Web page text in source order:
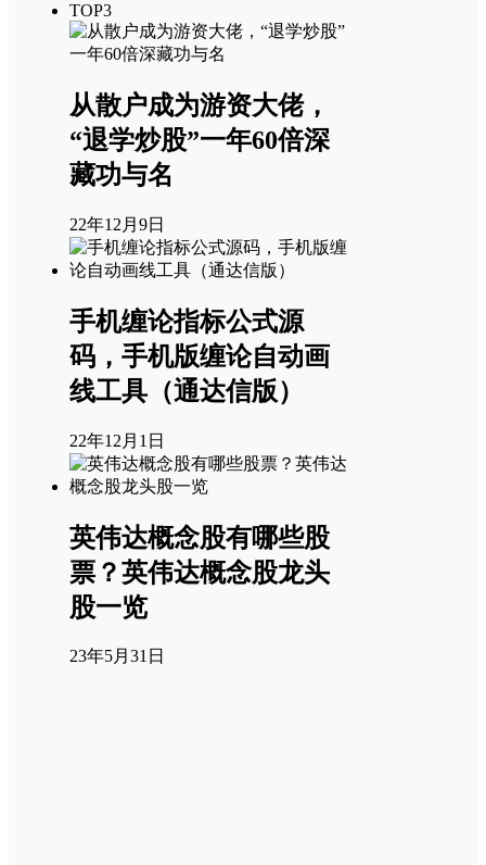
TOP3
从散户成为游资大佬，
“退学炒股”一年60倍深
藏功与名
22年12月9日
手机缠论指标公式源
码，手机版缠论自动画
线工具（通达信版）
22年12月1日
英伟达概念股有哪些股
票？英伟达概念股龙头
股一览
23年5月31日